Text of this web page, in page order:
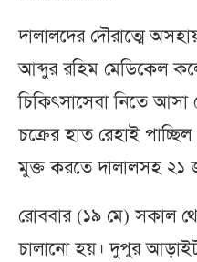
দালালদের দৌরাত্মে
আব্দুর রহিম মেডিকেল
চিকিৎসাসেবা নিতে আসা
চক্রের হাত রেহাই
মুক্ত করতে দালালসহ
রোববার (১৯ মে) সকাল
চালানো হয়। দুপুর